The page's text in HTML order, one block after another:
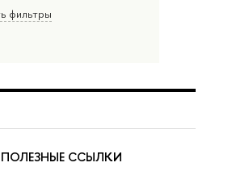
фильтры
ПОЛЕЗНЫЕ ССЫЛКИ